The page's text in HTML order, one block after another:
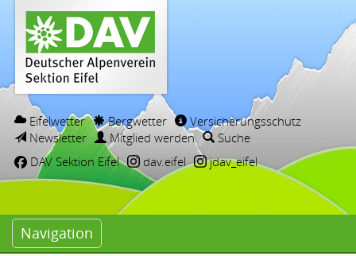
Eifelwetter Bergwetter
Versicherungsschutz
Newsletter
Mitglied werden
Suche
DAV Sektion Eifel
dav.eifel jdav_eifel
Navigation